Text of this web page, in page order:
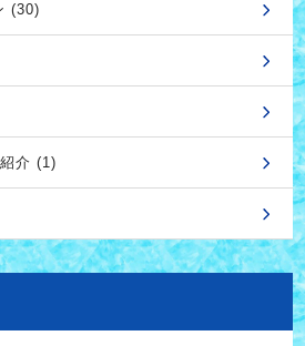
(30)
介 (1)